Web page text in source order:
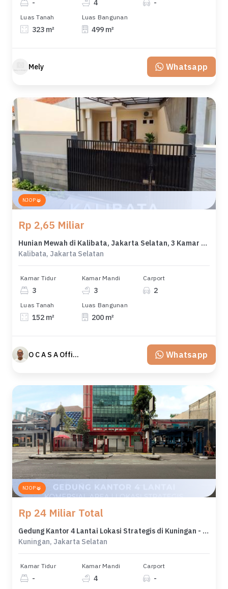
- 4 -
Luas Tanah
323 m²
Luas Bangunan
499 m²
Mely Whatsapp
NJOP
Rp 2,65 Miliar
Hunian Mewah di Kalibata, Jakarta Selatan, 3 Kamar Tidur, LT 152m²
Kalibata, Jakarta Selatan
Kamar Tidur
3
Kamar Mandi
3
Carport
2
Luas Tanah
152 m²
Luas Bangunan
200 m²
O C A S A Official property perfected Whatsapp
NJOP
Rp 24 Miliar Total
Gedung Kantor 4 Lantai Lokasi Strategis di Kuningan - Satrio
Kuningan, Jakarta Selatan
Kamar Tidur
-
Kamar Mandi
4
Carport
-